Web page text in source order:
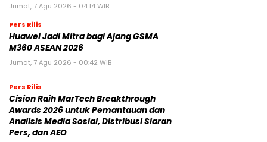
Jumat, 7 Agu 2026 - 04:14 WIB
Pers Rilis
Huawei Jadi Mitra bagi Ajang GSMA
M360 ASEAN 2026
Jumat, 7 Agu 2026 - 00:42 WIB
Pers Rilis
Cision Raih MarTech Breakthrough
Awards 2026 untuk Pemantauan dan
Analisis Media Sosial, Distribusi Siaran
Pers, dan AEO